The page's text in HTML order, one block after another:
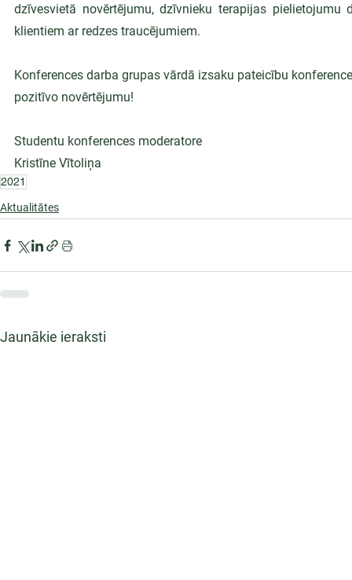
dzīvesvietā novērtējumu, dzīvnieku terapijas
klientiem ar redzes traucējumiem.
Konferences darba grupas vārdā izsaku pateicību
pozitīvo novērtējumu!
Studentu konferences moderatore
Kristīne Vītoliņa
2021
Aktualitātes
Jaunākie ieraksti